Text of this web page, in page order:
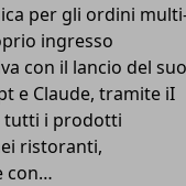
per gli ordini
ingresso
con il lancio del suo
e Claude, tramite iI
tutti i prodotti
ristoranti,
con…